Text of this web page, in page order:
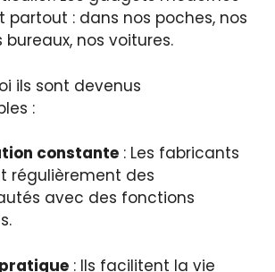
partout : dans nos poches, nos
bureaux, nos voitures.
ils sont devenus
:
constante : Les fabricants
régulièrement des
avec des fonctions
: Ils facilitent la vie